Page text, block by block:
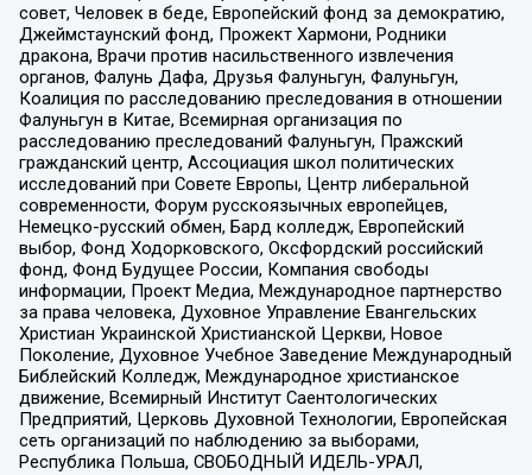
совет, Человек в беде, Европейский фонд за демократию,
Джеймстаунский фонд, Прожект Хармони, Родники
дракона, Врачи против насильственного извлечения
органов, Фалунь Дафа, Друзья Фалуньгун, Фалуньгун,
Коалиция по расследованию преследования в отношении
Фалуньгун в Китае, Всемирная организация по
расследованию преследований Фалуньгун, Пражский
гражданский центр, Ассоциация школ политических
исследований при Совете Европы, Центр либеральной
современности, Форум русскоязычных европейцев,
Немецко-русский обмен, Бард колледж, Европейский
выбор, Фонд Ходорковского, Оксфордский российский
фонд, Фонд Будущее России, Компания свободы
информации, Проект Медиа, Международное партнерство
за права человека, Духовное Управление Евангельских
Христиан Украинской Христианской Церкви, Новое
Поколение, Духовное Учебное Заведение Международный
Библейский Колледж, Международное христианское
движение, Всемирный Институт Саентологических
Предприятий, Церковь Духовной Технологии, Европейская
сеть организаций по наблюдению за выборами,
Республика Польша, СВОБОДНЫЙ ИДЕЛЬ-УРАЛ,